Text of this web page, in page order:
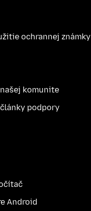
ochrannej známky
komunite
podpory
Android